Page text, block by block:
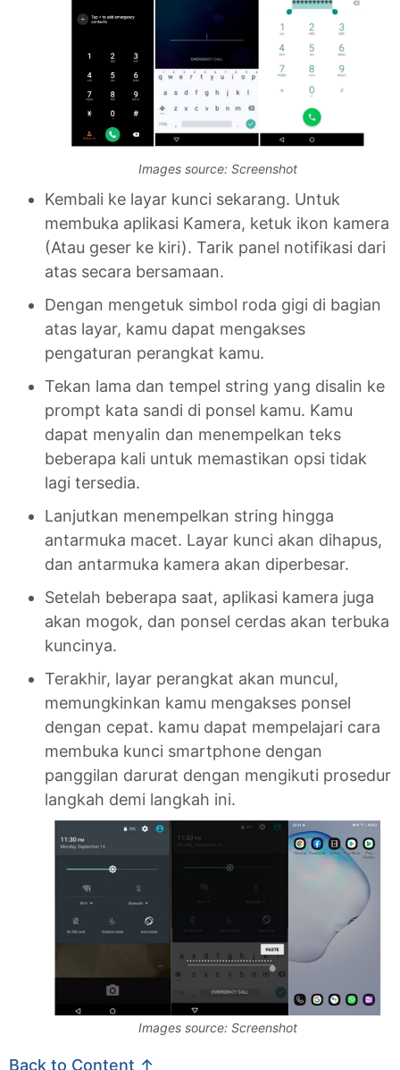
Images source: Screenshot
Kembali ke layar kunci sekarang. Untuk
membuka aplikasi Kamera, ketuk ikon kamera
(Atau geser ke kiri). Tarik panel notifikasi dari
atas secara bersamaan.
Dengan mengetuk simbol roda gigi di bagian
atas layar, kamu dapat mengakses
pengaturan perangkat kamu.
Tekan lama dan tempel string yang disalin ke
prompt kata sandi di ponsel kamu. Kamu
dapat menyalin dan menempelkan teks
beberapa kali untuk memastikan opsi tidak
lagi tersedia.
Lanjutkan menempelkan string hingga
antarmuka macet. Layar kunci akan dihapus,
dan antarmuka kamera akan diperbesar.
Setelah beberapa saat, aplikasi kamera juga
akan mogok, dan ponsel cerdas akan terbuka
kuncinya.
Terakhir, layar perangkat akan muncul,
memungkinkan kamu mengakses ponsel
dengan cepat. kamu dapat mempelajari cara
membuka kunci smartphone dengan
panggilan darurat dengan mengikuti prosedur
langkah demi langkah ini.
Images source: Screenshot
Back to Content ↑